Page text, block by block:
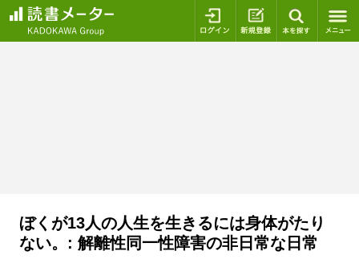
ログイン 新規登録
ぼくが13人の人生を生きるには身体がたり
ない。: 解離性同一性障害の非日常な日常